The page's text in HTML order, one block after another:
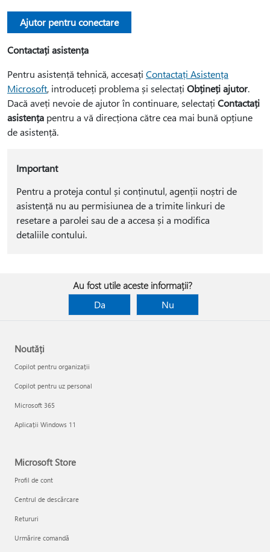
Ajutor pentru conectare
Contactați asistența
Pentru asistență tehnică, accesați Contactați Asistența
Microsoft, introduceți problema și selectați Obțineți ajutor.
Dacă aveți nevoie de ajutor în continuare, selectați Contactați
asistența pentru a vă direcționa către cea mai bună opțiune
de asistență.
Important
Pentru a proteja contul și conținutul, agenții noștri de
asistență nu au permisiunea de a trimite linkuri de
resetare a parolei sau de a accesa și a modifica
detaliile contului.
Au fost utile aceste informații?
Da
Nu
Noutăți
Copilot pentru organizații
Copilot pentru uz personal
Microsoft 365
Aplicații Windows 11
Microsoft Store
Profil de cont
Centrul de descărcare
Retururi
Urmărire comandă